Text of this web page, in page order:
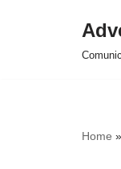
Home »